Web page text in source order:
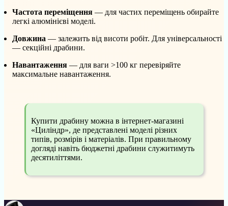
Частота переміщення — для частих переміщень обирайте
легкі алюмінієві моделі.
Довжина — залежить від висоти робіт. Для універсальності
— секційні драбини.
Навантаження — для ваги >100 кг перевіряйте
максимальне навантаження.
Купити драбину можна в інтернет-магазині
«Циліндр», де представлені моделі різних
типів, розмірів і матеріалів. При правильному
догляді навіть бюджетні драбини служитимуть
десятиліттями.